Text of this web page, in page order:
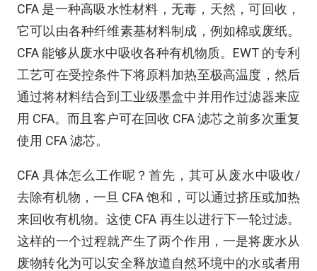
CFA 是一种高吸水性材料，无毒，天然，可回收，
它可以由各种纤维素基材料制成，例如棉或废纸。
CFA 能够从废水中吸收各种有机物质。EWT 的专利
工艺可在受控条件下将原料加热至极高温度，然后
通过将材料结合到工业级墨盒中并用作过滤器来应
用 CFA。而且客户可在回收 CFA 滤芯之前多次重复
使用 CFA 滤芯。
CFA 具体怎么工作呢？首先，其可从废水中吸收/
去除有机物，一旦 CFA 饱和，可以通过挤压或加热
来回收有机物。这使 CFA 再生以进行下一轮过滤。
这样的一个过程就产生了两个作用，一是将废水从
废物转化为可以安全释放道自然环境中的水或者用